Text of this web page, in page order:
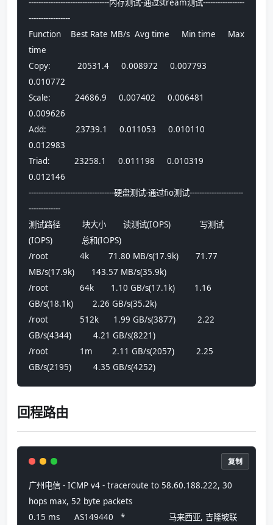
---------------------------------内存测试-通过stream测试-----------------
-----------------
Function    Best Rate MB/s  Avg time     Min time     Max
time
Copy:           20531.4     0.008972     0.007793
0.010772
Scale:          24686.9     0.007402     0.006481
0.009626
Add:            23739.1     0.011053     0.010110
0.012983
Triad:          23258.1     0.011198     0.010319
0.012146
-----------------------------------硬盘测试-通过fio测试----------------------
-------------
测试路径         块大小       读测试(IOPS)            写测试
(IOPS)            总和(IOPS)
/root             4k        71.80 MB/s(17.9k)       71.77
MB/s(17.9k)       143.57 MB/s(35.9k)
/root             64k       1.10 GB/s(17.1k)        1.16
GB/s(18.1k)        2.26 GB/s(35.2k)
/root             512k      1.99 GB/s(3877)         2.22
GB/s(4344)         4.21 GB/s(8221)
/root             1m        2.11 GB/s(2057)         2.25
GB/s(2195)         4.35 GB/s(4252)
回程路由
广州电信 - ICMP v4 - traceroute to 58.60.188.222, 30
hops max, 52 byte packets
0.15 ms      AS149440   *                  马来西亚, 吉隆坡联
复制